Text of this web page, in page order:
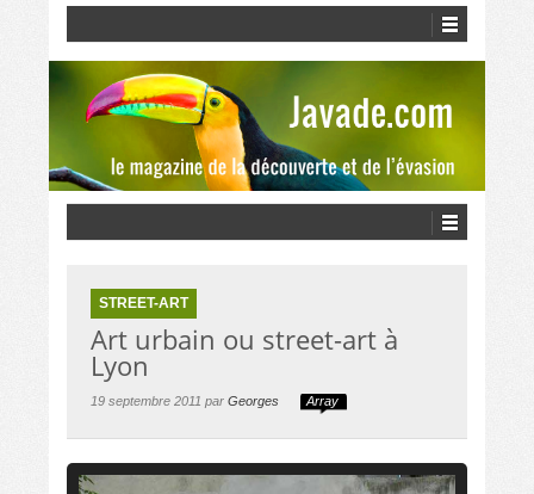
STREET-ART
Art urbain ou street-art à
Lyon
19 septembre 2011 par Georges Array